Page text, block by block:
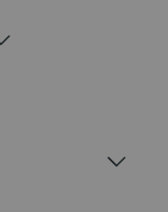
i färg och
de